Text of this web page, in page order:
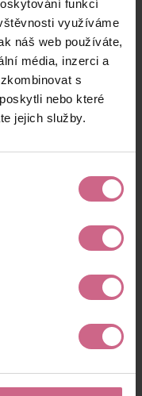
funkcí
využíváme
náš web používáte,
média, inzerci a
s
nebo které
jejich služby.
2 300 Kč
13 800 Kč
keyboard_arrow_right